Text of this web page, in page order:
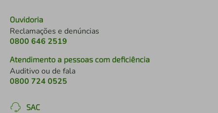
Ouvidoria
Reclamações e denúncias
0800 646 2519
Atendimento a pessoas com deficiência
Auditivo ou de fala
0800 724 0525
SAC